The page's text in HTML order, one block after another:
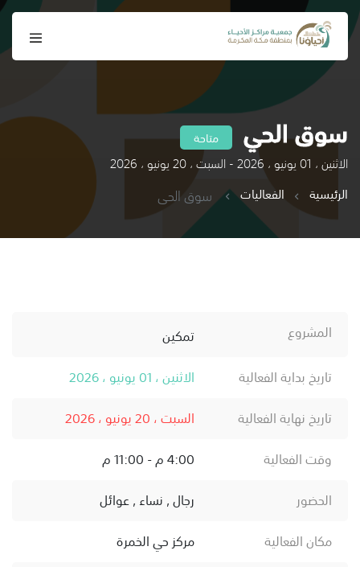
سوق الحي متاحة
الاثنين ، 01 يونيو ، 2026 - السبت ، 20 يونيو ، 2026
الرئيسية
الفعاليات سوق الحي
المشروع
تمكين
تاريخ بداية الفعالية
الاثنين ، 01 يونيو ، 2026
تاريخ نهاية الفعالية
السبت ، 20 يونيو ، 2026
وقت الفعالية
4:00 م - 11:00 م
الحضور
رجال , نساء , عوائل
مكان الفعالية
مركز حي الخمرة